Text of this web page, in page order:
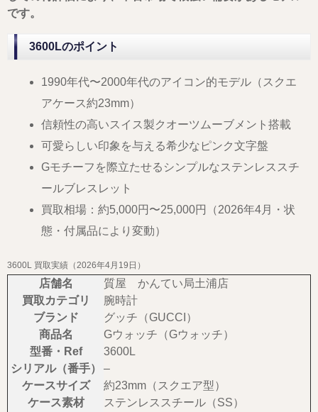
です。
3600Lのポイント
1990年代〜2000年代のアイコン的モデル（スクエ
アケース約23mm）
信頼性の高いスイス製クオーツムーブメント搭載
可愛らしい印象を与える希少なピンク文字盤
Gモチーフを際立たせるシンプルなステンレススチ
ールブレスレット
買取相場：約5,000円〜25,000円（2026年4月・状
態・付属品により変動）
3600L 買取実績（2026年4月19日）
店舗名
質屋 かんてい局土浦店
買取カテゴリ
腕時計
ブランド
グッチ（GUCCI）
商品名
Gウォッチ（Gウォッチ）
型番・Ref
3600L
シリアル（番手）
–
ケースサイズ
約23mm（スクエア型）
ケース素材
ステンレススチール（SS）